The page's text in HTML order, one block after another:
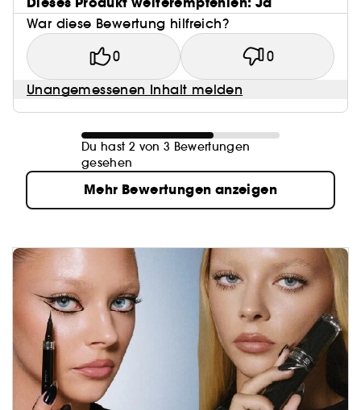
War diese Bewertung hilfreich?
0 0
Unangemessenen Inhalt melden
Du hast 2 von 3 Bewertungen
gesehen
Mehr Bewertungen anzeigen